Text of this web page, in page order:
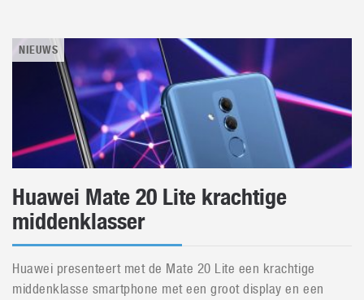
NIEUWS
Huawei Mate 20 Lite krachtige
middenklasser
Huawei presenteert met de Mate 20 Lite een krachtige
middenklasse smartphone met een groot display en een